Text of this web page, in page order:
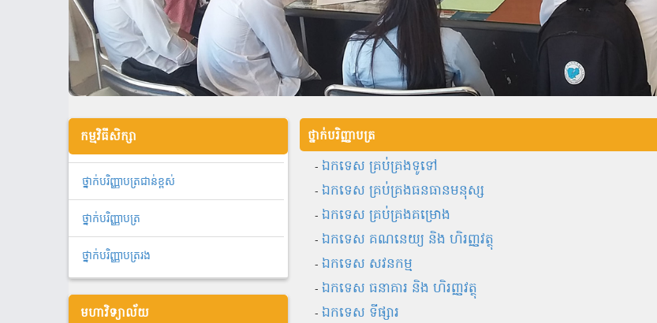
កម្មវិធីសិក្សា
ថ្នាក់បរិញ្ញាបត្រជាន់ខ្ពស់
ថ្នាក់បរិញ្ញាបត្រ
ថ្នាក់បរិញ្ញាបត្ររង
មហាវិទ្យាល័យ
ថ្នាក់បរិញ្ញាបត្រ
- ឯ​ក​ទេស​ ​គ្រប់គ្រង​ទូទៅ
- ឯកទេស គ្រប់គ្រងធនធានមនុស្ស
- ឯកទេស គ្រប់គ្រងគម្រោង
- ឯកទេស គណនេយ្យ និង ហិរញ្ញវត្ថុ
- ឯកទេស សវនកម្ម
- ឯកទេស ធនាគារ និង ហិរញ្ញវត្ថុ
- ឯកទេស ទីផ្សារ